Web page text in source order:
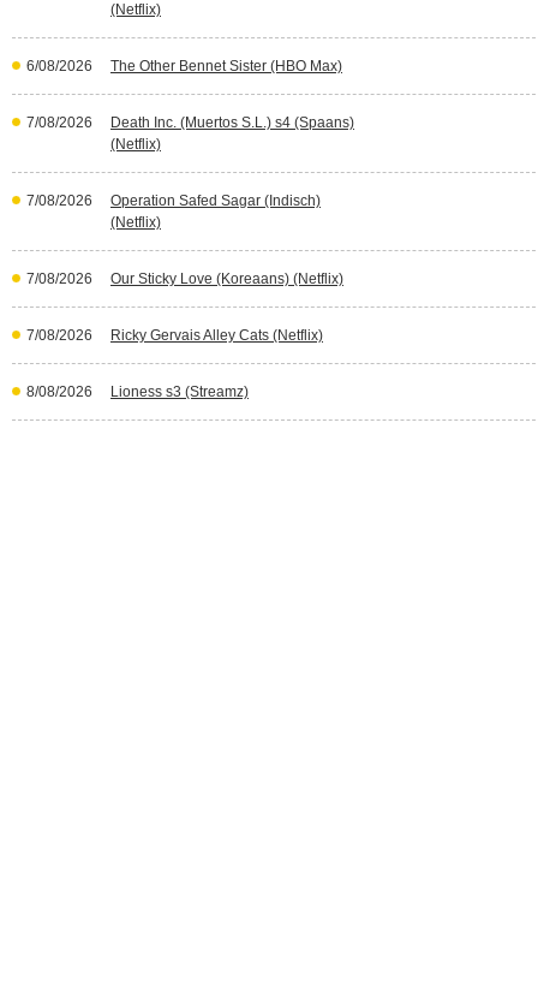
(Netflix)
6/08/2026 The Other Bennet Sister (HBO Max)
7/08/2026
Death Inc. (Muertos S.L.) s4 (Spaans)
(Netflix)
7/08/2026
Operation Safed Sagar (Indisch)
(Netflix)
7/08/2026 Our Sticky Love (Koreaans) (Netflix)
7/08/2026 Ricky Gervais Alley Cats (Netflix)
8/08/2026 Lioness s3 (Streamz)